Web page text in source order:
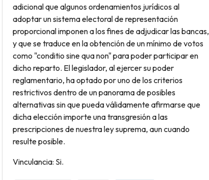
adicional que algunos ordenamientos jurídicos al
adoptar un sistema electoral de representación
proporcional imponen a los fines de adjudicar las bancas,
y que se traduce en la obtención de un mínimo de votos
como "conditio sine qua non" para poder participar en
dicho reparto. El legislador, al ejercer su poder
reglamentario, ha optado por uno de los criterios
restrictivos dentro de un panorama de posibles
alternativas sin que pueda válidamente afirmarse que
dicha elección importe una transgresión a las
prescripciones de nuestra ley suprema, aun cuando
resulte posible.
Vinculancia: Si.